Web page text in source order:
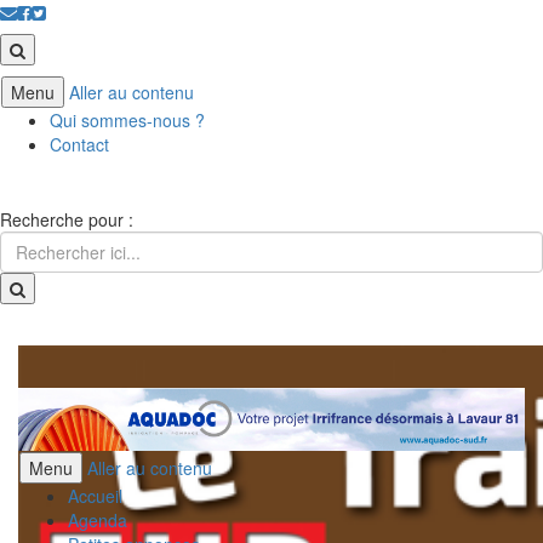
Menu
Aller au contenu
Qui sommes-nous ?
Contact
Recherche pour :
Menu
Aller au contenu
Accueil
Agenda